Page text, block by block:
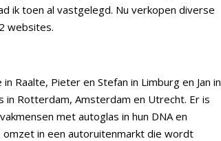
ik toen al vastgelegd. Nu verkopen diverse
websites.
Raalte, Pieter en Stefan in Limburg en Jan in
in Rotterdam, Amsterdam en Utrecht. Er is
met autoglas in hun DNA en
in een autoruitenmarkt die wordt